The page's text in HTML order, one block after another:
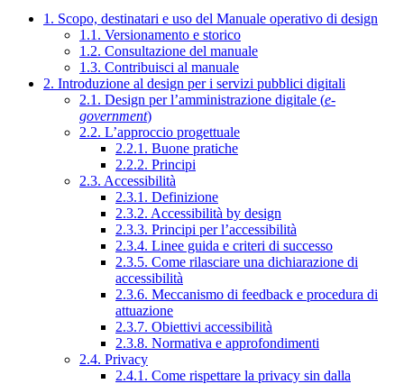
1. Scopo, destinatari e uso del Manuale operativo di design
1.1. Versionamento e storico
1.2. Consultazione del manuale
1.3. Contribuisci al manuale
2. Introduzione al design per i servizi pubblici digitali
2.1. Design per l’amministrazione digitale (e-
government)
2.2. L’approccio progettuale
2.2.1. Buone pratiche
2.2.2. Principi
2.3. Accessibilità
2.3.1. Definizione
2.3.2. Accessibilità by design
2.3.3. Principi per l’accessibilità
2.3.4. Linee guida e criteri di successo
2.3.5. Come rilasciare una dichiarazione di
accessibilità
2.3.6. Meccanismo di feedback e procedura di
attuazione
2.3.7. Obiettivi accessibilità
2.3.8. Normativa e approfondimenti
2.4. Privacy
2.4.1. Come rispettare la privacy sin dalla